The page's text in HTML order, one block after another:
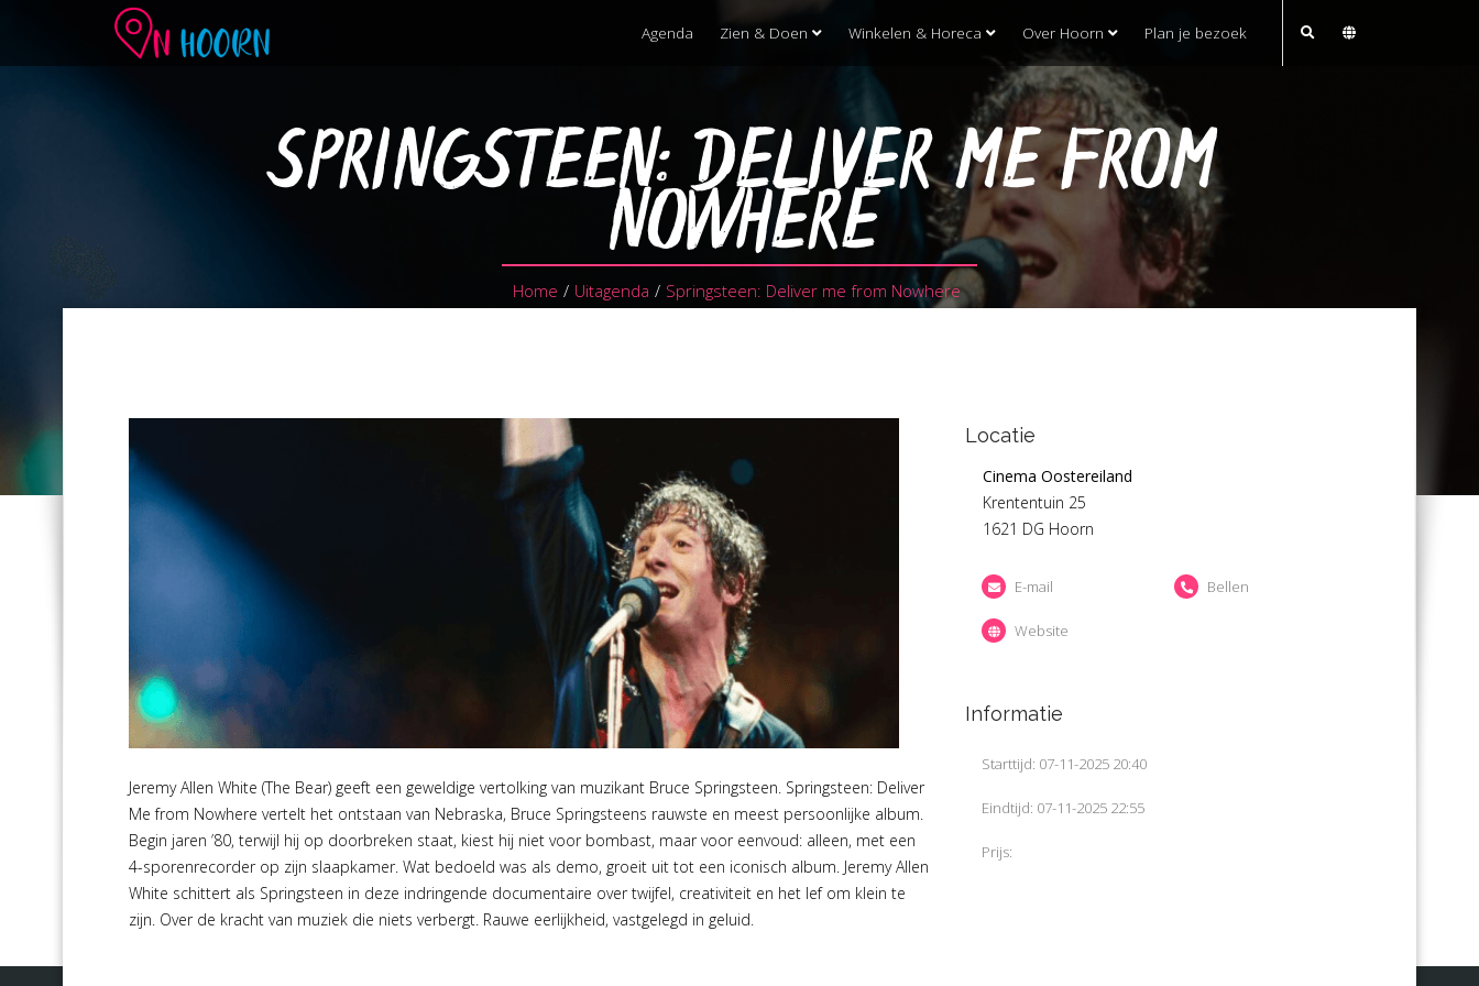
Agenda Zien & Doen Winkelen & Horeca Over Hoorn Plan je bezoek
SPRINGSTEEN: DELIVER ME FROM
NOWHERE
Home / Uitagenda / Springsteen: Deliver me from Nowhere
Jeremy Allen White (The Bear) geeft een geweldige vertolking van muzikant Bruce Springsteen. Springsteen: Deliver
Me from Nowhere vertelt het ontstaan van Nebraska, Bruce Springsteens rauwste en meest persoonlijke album.
Begin jaren ’80, terwijl hij op doorbreken staat, kiest hij niet voor bombast, maar voor eenvoud: alleen, met een
4-sporenrecorder op zijn slaapkamer. Wat bedoeld was als demo, groeit uit tot een iconisch album. Jeremy Allen
White schittert als Springsteen in deze indringende documentaire over twijfel, creativiteit en het lef om klein te
zijn. Over de kracht van muziek die niets verbergt. Rauwe eerlijkheid, vastgelegd in geluid.
Locatie
Cinema Oostereiland
Krententuin 25
1621 DG Hoorn
E-mail Bellen
Website
Informatie
Starttijd: 07-11-2025 20:40
Eindtijd: 07-11-2025 22:55
Prijs: